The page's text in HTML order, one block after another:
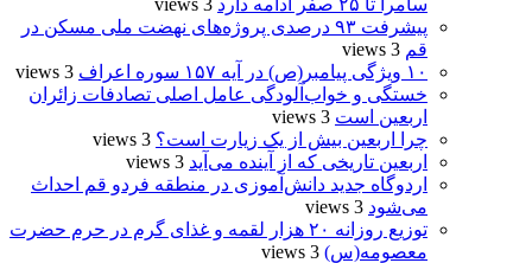
سامرا تا ۲۵ صفر ادامه دارد
3 views
پیشرفت ۹۳ درصدی پروژه‌های نهضت ملی مسکن در
قم 3 views
۱۰ ویژگی پیامبر(ص) در آیه ۱۵۷ سوره اعراف
3 views
خستگی و خواب‌آلودگی عامل اصلی تصادفات زائران
اربعین است 3 views
چرا اربعین بیش از یک زیارت است؟ 3 views
اربعین تاریخی که از آینده می‌آید 3 views
اردوگاه جدید دانش‌آموزی در منطقه فردو قم احداث
می‌شود 3 views
توزیع روزانه ۲۰ هزار لقمه و غذای گرم در حرم حضرت
معصومه(س) 3 views